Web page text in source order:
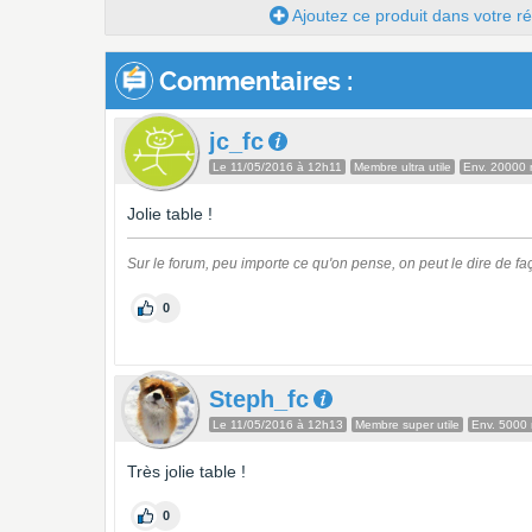
Ajoutez ce produit dans votre
Commentaires :
jc_fc
Le 11/05/2016 à 12h11 Membre ultra utile Env. 20000
Jolie table !
Sur le forum, peu importe ce qu'on pense, on peut le dire de
0
Steph_fc
Le 11/05/2016 à 12h13 Membre super utile Env. 5000
Très jolie table !
0